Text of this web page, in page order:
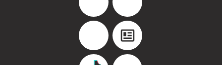
Facebook Instagram
YouTube Blog